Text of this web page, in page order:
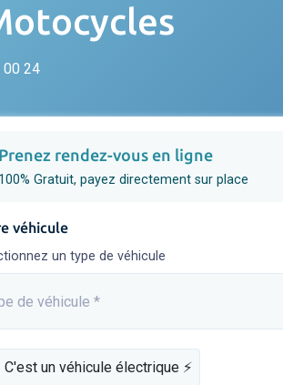
00 24
Prenez rendez-vous en ligne
100% Gratuit, payez directement sur place
véhicule
un type de véhicule
de véhicule *
C'est un véhicule électrique ⚡️